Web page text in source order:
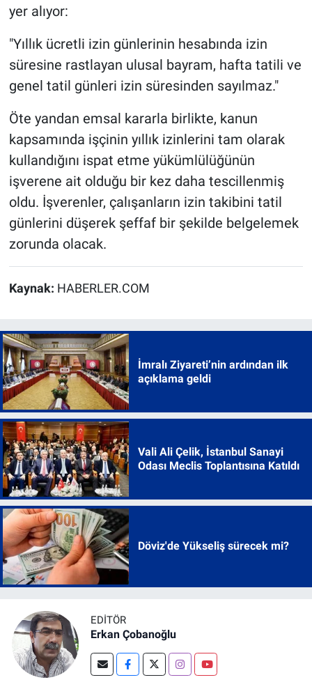
yer alıyor:
"Yıllık ücretli izin günlerinin hesabında izin
süresine rastlayan ulusal bayram, hafta tatili ve
genel tatil günleri izin süresinden sayılmaz."
Öte yandan emsal kararla birlikte, kanun
kapsamında işçinin yıllık izinlerini tam olarak
kullandığını ispat etme yükümlülüğünün
işverene ait olduğu bir kez daha tescillenmiş
oldu. İşverenler, çalışanların izin takibini tatil
günlerini düşerek şeffaf bir şekilde belgelemek
zorunda olacak.
Kaynak: HABERLER.COM
İmralı Ziyareti’nin ardından ilk
açıklama geldi
Vali Ali Çelik, İstanbul Sanayi
Odası Meclis Toplantısına Katıldı
Döviz'de Yükseliş sürecek mi?
EDITÖR
Erkan Çobanoğlu